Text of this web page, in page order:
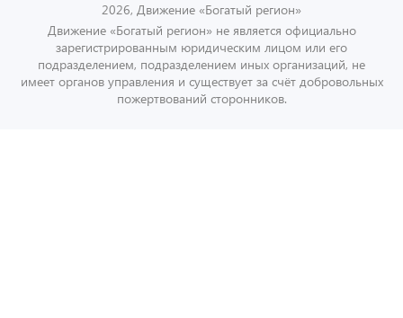
2026, Движение «Богатый регион»
Движение «Богатый регион» не является официально
зарегистрированным юридическим лицом или его
подразделением, подразделением иных организаций, не
имеет органов управления и существует за счёт добровольных
пожертвований сторонников.